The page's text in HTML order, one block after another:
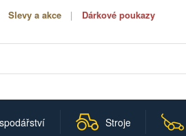
Slevy a akce Dárkové poukazy
Stroje